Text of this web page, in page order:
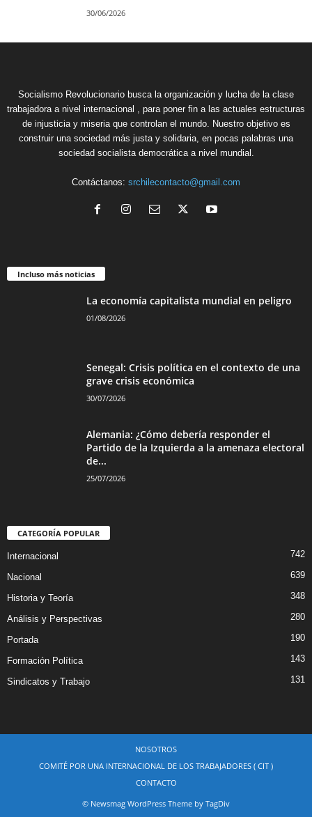
30/06/2026
Socialismo Revolucionario busca la organización y lucha de la clase
trabajadora a nivel internacional , para poner fin a las actuales estructuras
de injusticia y miseria que controlan el mundo. Nuestro objetivo es
construir una sociedad más justa y solidaria, en pocas palabras una
sociedad socialista democrática a nivel mundial.
Contáctanos: srchilecontacto@gmail.com
Incluso más noticias
La economía capitalista mundial en peligro
01/08/2026
Senegal: Crisis política en el contexto de una
grave crisis económica
30/07/2026
Alemania: ¿Cómo debería responder el
Partido de la Izquierda a la amenaza electoral
de...
25/07/2026
CATEGORÍA POPULAR
Internacional 742
Nacional 639
Historia y Teoría 348
Análisis y Perspectivas 280
Portada 190
Formación Política 143
Sindicatos y Trabajo 131
NOSOTROS
COMITÉ POR UNA INTERNACIONAL DE LOS TRABAJADORES ( CIT )
CONTACTO
© Newsmag WordPress Theme by TagDiv